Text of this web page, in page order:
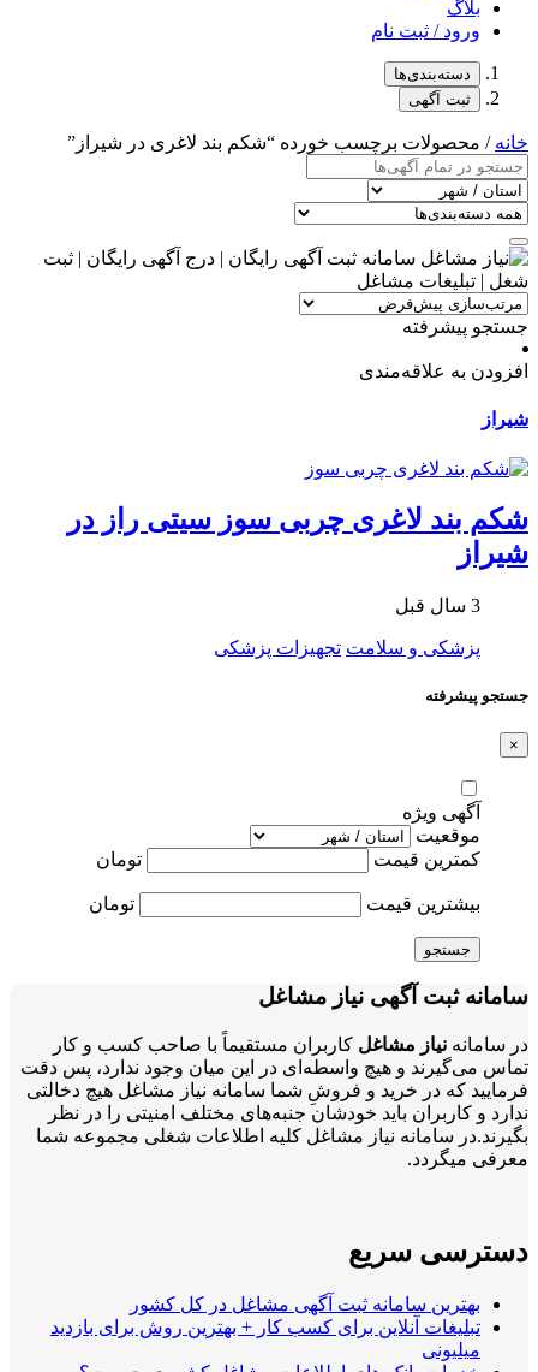
بلاگ
ورود / ثبت نام
دسته‌بندی‌ها
ثبت آگهی
خانه / محصولات برچسب خورده “شکم بند لاغری در شیراز”
جستجو پیشرفته
افزودن به علاقه‌مندی
شیراز
شکم بند لاغری چربی سوز سیتی راز در
شیراز
3 سال قبل
پزشکی و سلامت تجهیزات پزشکی
جستجو پیشرفته
×
آگهی ویژه
موقعیت
کمترین قیمت
تومان
بیشترین قیمت تومان
جستجو
سامانه ثبت آگهی نیاز مشاغل
در سامانه نیاز مشاغل کاربران مستقیماً با صاحب کسب و کار
تماس می‌گیرند و هیچ واسطه‌ای در این میان وجود ندارد، پس دقت
فرمایید که در خرید و فروشِ شما سامانه نیاز مشاغل هیچ دخالتی
ندارد و کاربران باید خودشان جنبه‌های مختلف امنیتی را در نظر
بگیرند.در سامانه نیاز مشاغل کلیه اطلاعات شغلی مجموعه شما
معرفی میگردد.
دسترسی سریع
بهترین سامانه ثبت آگهی مشاغل در کل کشور
تبلیغات آنلاین برای کسب کار + بهترین روش برای بازدید
میلیونی